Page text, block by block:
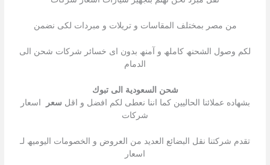
من مصر بمختلف المقاسات و تریلات و مبردات لكى نضمن
لكم وصول الشحنھ كاملھ و آمنھ بدون اى خسائر شركات شحن الى
الدمام
شحن السعودية الى تبوك
بشھاده عملائنا الحالیین كما اننا نعطى لكم افضل و اقل سعر
اسعار
شركات
تقدم شركتنا نقل البضائع العدید من العروض و الخصومات الیومیھ لـ
اسعار